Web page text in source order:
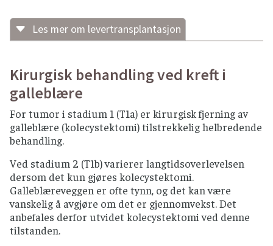
Les mer om levertransplantasjon
strålebehandling samt cellegiftbehandling (5-FU).
Resultatene viser at pasienter
medhilære
utenfor lever har like god overlevelse 5 år etter
transplantasjon som pasienter med ikke-
maligne
for komplikasjoner i forbindelse med
transplantasjonsinngrepet. Levertransplantasjon
for denne selekterte gruppen av
kolangiokarsinomer startet i Norge i 2009.
Kriterier for å kunne gjennomgå
Kirurgisk behandling ved kreft i
galleblære
For tumor i stadium 1 (T1a) er kirurgisk fjerning av
galleblære (kolecystektomi) tilstrekkelig helbredende
behandling.
Ved stadium 2 (T1b) varierer langtidsoverlevelsen
dersom det kun gjøres kolecystektomi.
Galleblæreveggen er ofte tynn, og det kan være
vanskelig å avgjøre om det er gjennomvekst. Det
anbefales derfor utvidet kolecystektomi ved denne
tilstanden.